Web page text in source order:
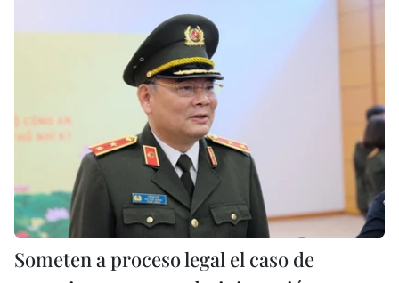
Someten a proceso legal el caso de